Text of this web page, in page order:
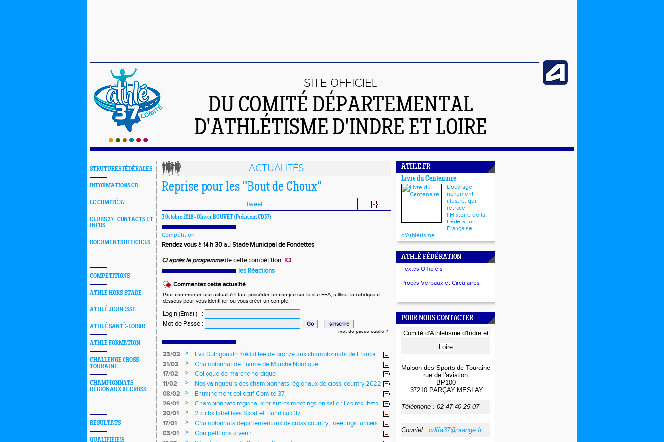
SITE OFFICIEL
DU COMITÉ DÉPARTEMENTAL
D'ATHLÉTISME D'INDRE ET LOIRE
STRUTURES FÉDÉRALES
INFORMATIONS CD
LE COMITÉ 37
CLUBS 37 : CONTACTS ET
INFOS
DOCUMENTS OFFICIELS
-
COMPÉTITIONS
ATHLÉ HORS-STADE
ATHLÉ JEUNESSE
ATHLÉ SANTÉ-LOISIR
ATHLÉ FORMATION
CHALLENGE CROSS
TOURAINE
CHAMPIONNATS
RÉGIONAUX DE CROSS
-
RÉSULTATS
QUALIFIÉ(E)S
ACTUALITÉS
Reprise pour les ''Bout de Choux"
Tweet
3 Octobre 2018 -Olivier BOUVET(Président CD37)
Compétition
Rendez vousà 14 h 30auStade Municipal de Fondettes
Ci après le programmede cette compétition ICI
les Réactions
Commentez cette actualité
Pour commenter une actualité il faut posséder un compte sur le site FFA, utilisez la rubrique ci-
dessous pour vous identifier ou vous créer un compte.
Login (Email)
:
Mot de Passe : |
mot de passe oublié ?
23/02 >
Eva Guingouain médaillée de bronze aux championnats de France
jeunes
21/02 >
Championnat de France de Marche Nordique
17/02
>
Colloque de marche nordique
11/02
>
Nos vainqueurs des championnats régionaux de cross-country 2022
08/02
>
Entrainement collectif Comité 37
26/01
>
Championnats régionaux et autres meetings en salle : Les résultats
20/01
>
2 clubs labellisés Sport et Handicap 37
17/01
>
Championnats départementaux de cross country, meetings lancers
longs et meetings en salle
03/01 >
Compétitions à venir.
ATHLE.FR
Livre du Centenaire
L'ouvrage
richement
illustré, qui
retrace
l’Histoire de la
Fédération
Française
d'Athlétisme.
ATHLÉ FÉDÉRATION
Textes Officiels
Procès Verbaux et Circulaires
POUR NOUS CONTACTER
Comité d'Athlétisme d'Indre et
Loire
Maison des Sports de Touraine
rue de l'aviation
BP100
37210 PARÇAY MESLAY
Téléphone : 02 47 40 25 07
Courriel : cdffa37@orange.fr